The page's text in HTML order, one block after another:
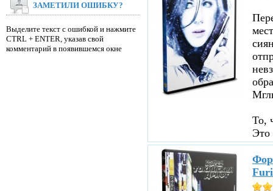
То,
ЗАМЕТИЛИ ОШИБКУ?
Выделите текст с ошибкой и нажмите
CTRL + ENTER, указав свой
комментарий в появившемся окне